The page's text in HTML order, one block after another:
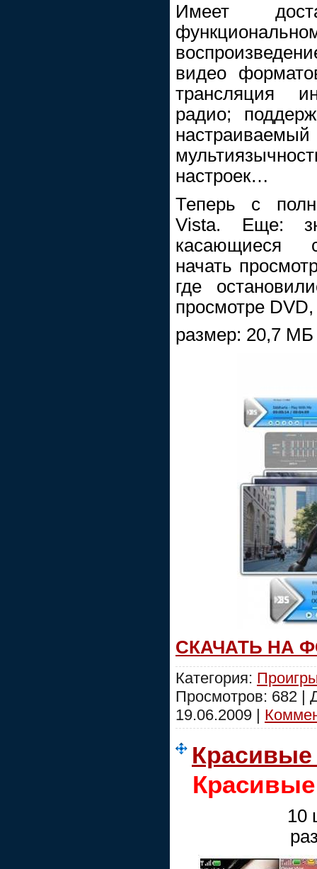
Имеет
видео
трансляция
радио;
настроек…
Теперь с
Vista. Еще:
касающиеся
начать
где
просмотре
размер: 20,7 МБ
СКАЧАТЬ НА
Категория:
Просмотров: 682 |
19.06.2009
10